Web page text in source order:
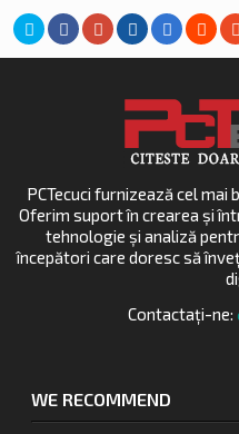
PCTecuci furnizează cel
Oferim suport în crearea și
tehnologie și analiză
începători care doresc să
Contactați-ne:
WE RECOMMEND